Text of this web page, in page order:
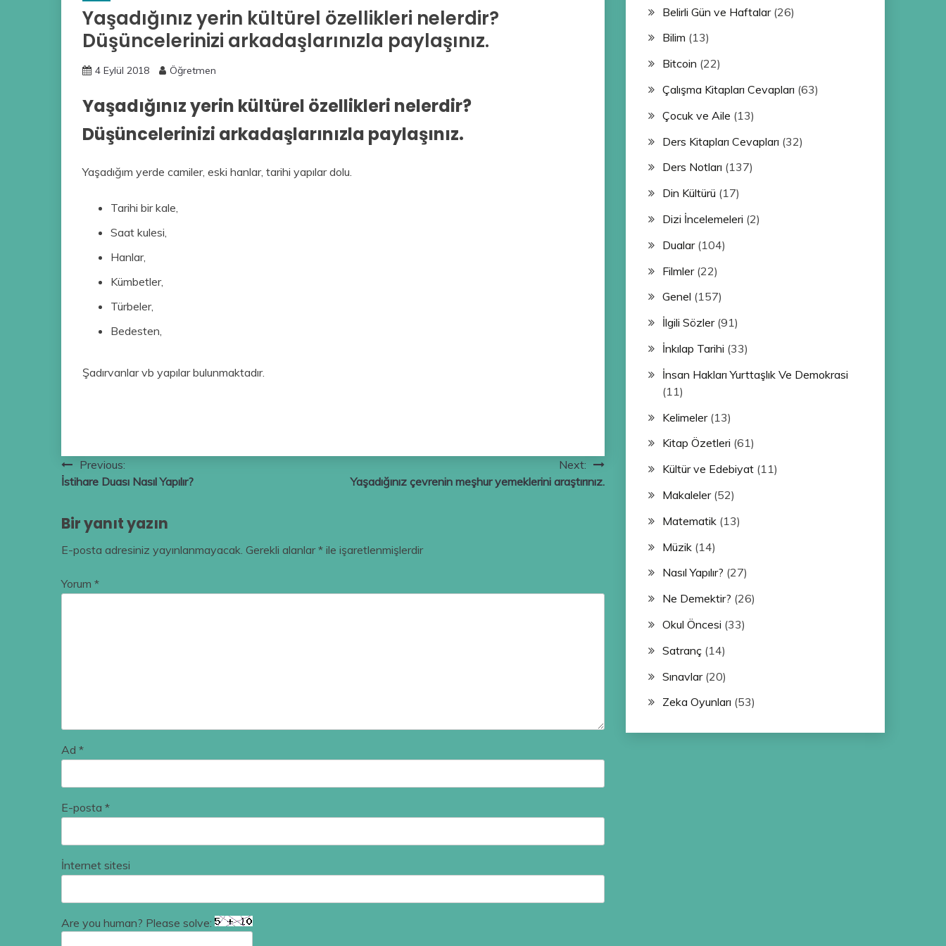
Yaşadığınız yerin kültürel özellikleri nelerdir?
Düşüncelerinizi arkadaşlarınızla paylaşınız.
4 Eylül 2018 Öğretmen
Yaşadığınız yerin kültürel özellikleri nelerdir?
Düşüncelerinizi arkadaşlarınızla paylaşınız.
Yaşadığım yerde camiler, eski hanlar, tarihi yapılar dolu.
Tarihi bir kale,
Saat kulesi,
Hanlar,
Kümbetler,
Türbeler,
Bedesten,
Şadırvanlar vb yapılar bulunmaktadır.
Yazı
gezinmesi
Previous:
İstihare Duası Nasıl Yapılır?
Next:
Yaşadığınız çevrenin meşhur yemeklerini araştırınız.
Bir yanıt yazın
E-posta adresiniz yayınlanmayacak. Gerekli alanlar* ile işaretlenmişlerdir
Yorum *
Ad *
E-posta *
İnternet sitesi
Are you human? Please solve:
Belirli Gün ve Haftalar(26)
Bilim (13)
Bitcoin (22)
Çalışma Kitapları Cevapları (63)
Çocuk ve Aile (13)
Ders Kitapları Cevapları (32)
Ders Notları (137)
Din Kültürü (17)
Dizi İncelemeleri (2)
Dualar(104)
Filmler(22)
Genel (157)
İlgili Sözler(91)
İnkılap Tarihi (33)
İnsan Hakları Yurttaşlık Ve Demokrasi
(11)
Kelimeler(13)
Kitap Özetleri (61)
Kültür ve Edebiyat(11)
Makaleler(52)
Matematik(13)
Müzik(14)
Nasıl Yapılır? (27)
Ne Demektir? (26)
Okul Öncesi (33)
Satranç(14)
Sınavlar(20)
Zeka Oyunları (53)